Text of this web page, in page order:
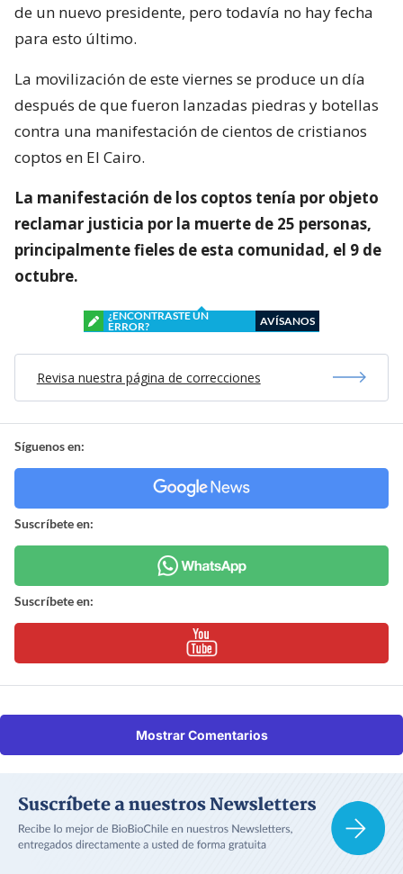
de un nuevo presidente, pero todavía no hay fecha
para esto último.
La movilización de este viernes se produce un día
después de que fueron lanzadas piedras y botellas
contra una manifestación de cientos de cristianos
coptos en El Cairo.
La manifestación de los coptos tenía por objeto
reclamar justicia por la muerte de 25 personas,
principalmente fieles de esta comunidad, el 9 de
octubre.
¿ENCONTRASTE UN
ERROR?
AVÍSANOS
Revisa nuestra página de correcciones
Síguenos en:
Suscríbete en:
Suscríbete en:
Mostrar Comentarios